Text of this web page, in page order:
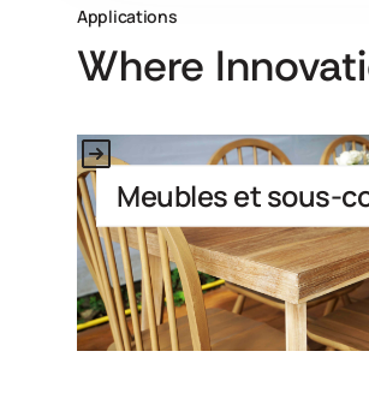
Applications
Where
Meubles et sous-
Link to Application